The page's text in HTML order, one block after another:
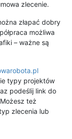
zlecenie.
złapać dobry
możliwa
– ważne są
typy projektów
podeślij link do
też
zlecenia lub